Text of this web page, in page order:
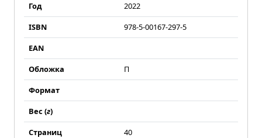
Год
2022
ISBN
978-5-00167-297-5
EAN
Обложка
П
Формат
Вес (г)
Страниц
40